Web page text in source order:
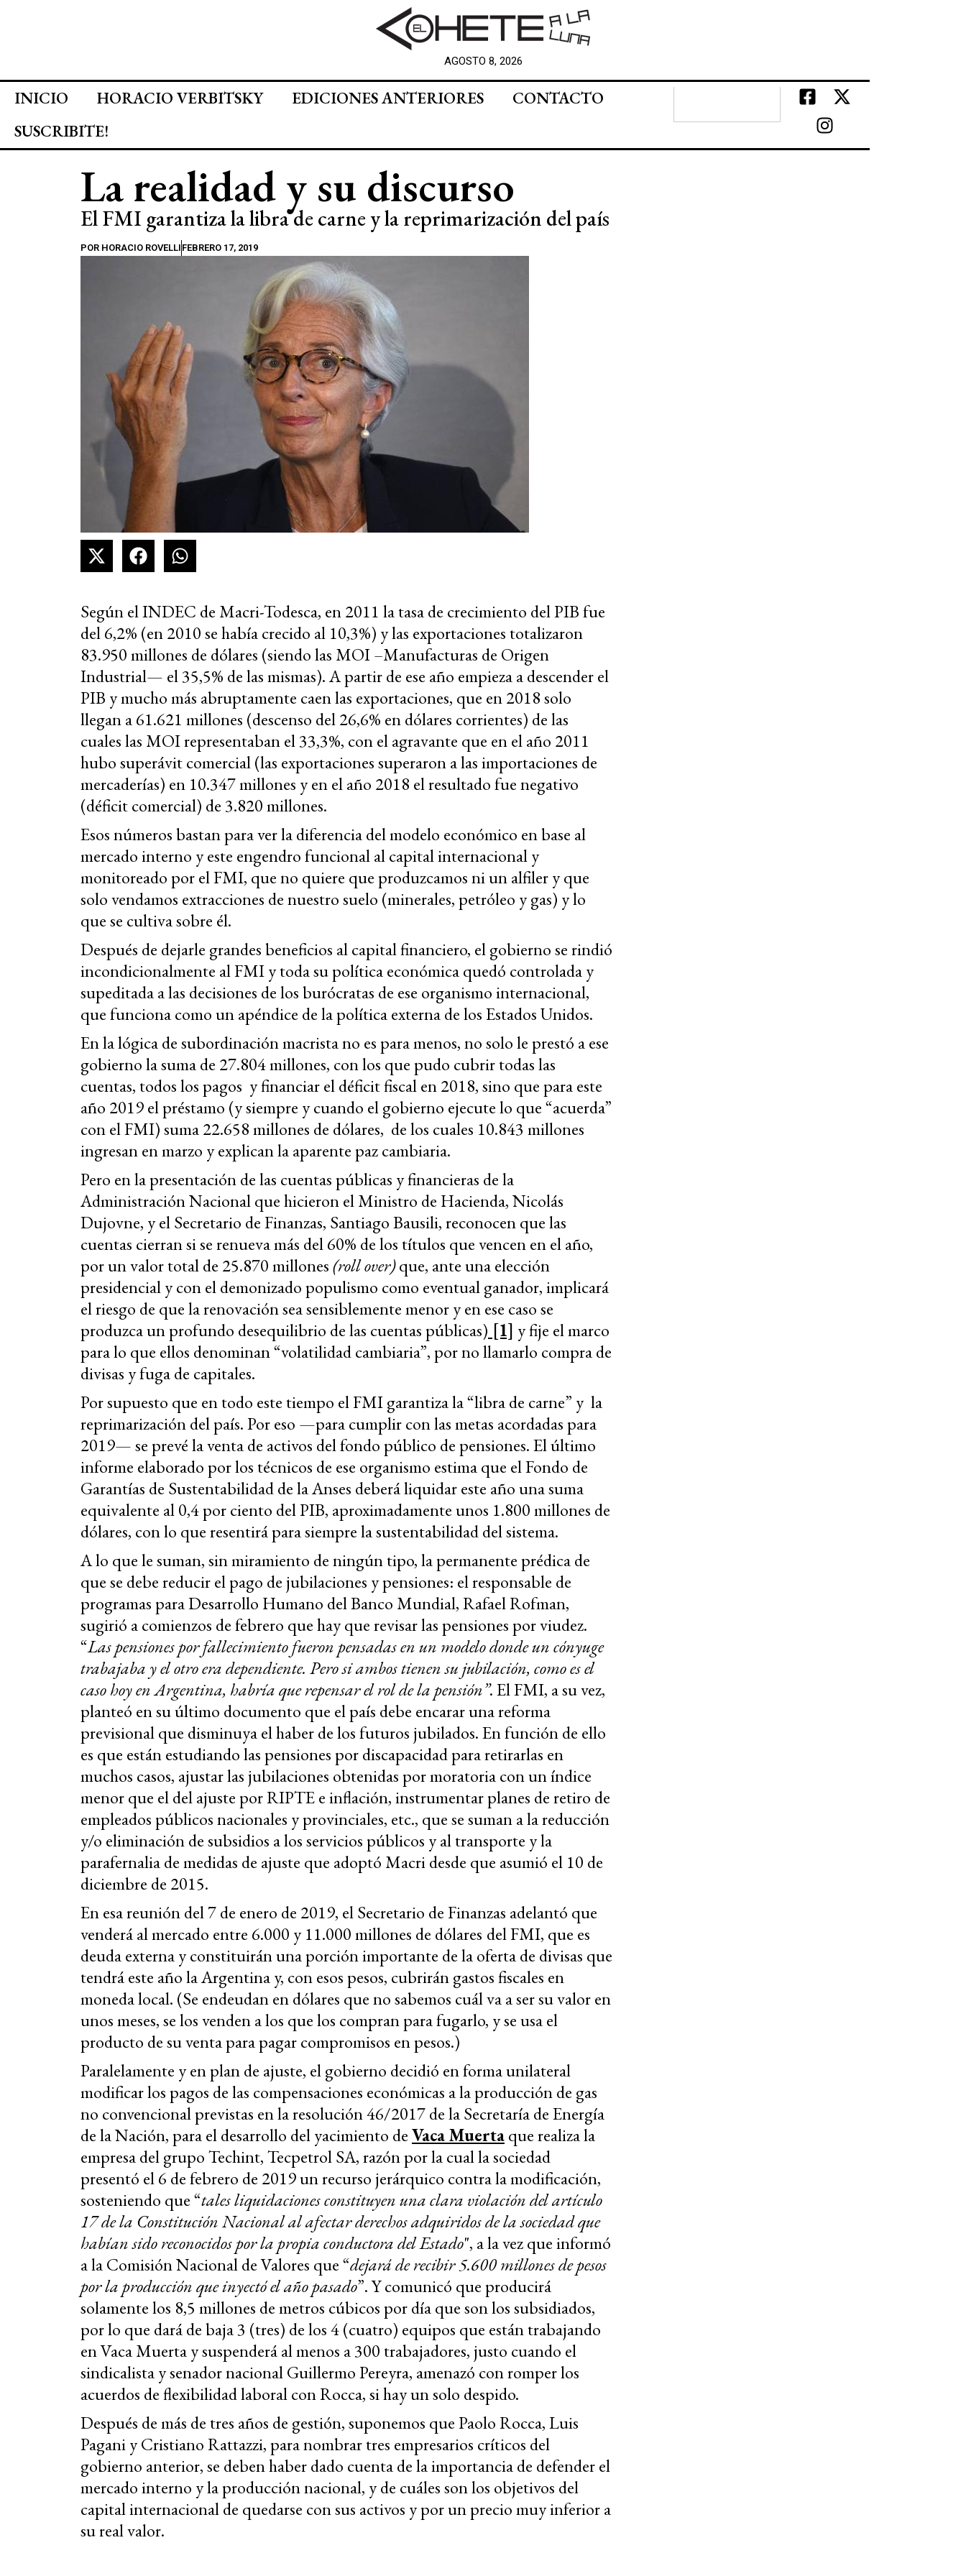
AGOSTO 8, 2026
INICIO HORACIO VERBITSKY EDICIONES ANTERIORES
CONTACTO
SUSCRIBITE!
La realidad y su discurso
El FMI garantiza la libra de carne y la reprimarización del país
POR HORACIO ROVELLI FEBRERO 17, 2019
Según el INDEC de Macri-Todesca, en 2011 la tasa de crecimiento del PIB fue
del 6,2% (en 2010 se había crecido al 10,3%) y las exportaciones totalizaron
83.950 millones de dólares (siendo las MOI –Manufacturas de Origen
Industrial— el 35,5% de las mismas). A partir de ese año empieza a descender el
PIB y mucho más abruptamente caen las exportaciones, que en 2018 solo
llegan a 61.621 millones (descenso del 26,6% en dólares corrientes) de las
cuales las MOI representaban el 33,3%, con el agravante que en el año 2011
hubo superávit comercial (las exportaciones superaron a las importaciones de
mercaderías) en 10.347 millones y en el año 2018 el resultado fue negativo
(déficit comercial) de 3.820 millones.
Esos números bastan para ver la diferencia del modelo económico en base al
mercado interno y este engendro funcional al capital internacional y
monitoreado por el FMI, que no quiere que produzcamos ni un alfiler y que
solo vendamos extracciones de nuestro suelo (minerales, petróleo y gas) y lo
que se cultiva sobre él.
Después de dejarle grandes beneficios al capital financiero, el gobierno se rindió
incondicionalmente al FMI y toda su política económica quedó controlada y
supeditada a las decisiones de los burócratas de ese organismo internacional,
que funciona como un apéndice de la política externa de los Estados Unidos.
En la lógica de subordinación macrista no es para menos, no solo le prestó a ese
gobierno la suma de 27.804 millones, con los que pudo cubrir todas las
cuentas, todos los pagos y financiar el déficit fiscal en 2018, sino que para este
año 2019 el préstamo (y siempre y cuando el gobierno ejecute lo que “acuerda”
con el FMI) suma 22.658 millones de dólares, de los cuales 10.843 millones
ingresan en marzo y explican la aparente paz cambiaria.
Pero en la presentación de las cuentas públicas y financieras de la
Administración Nacional que hicieron el Ministro de Hacienda, Nicolás
Dujovne, y el Secretario de Finanzas, Santiago Bausili, reconocen que las
cuentas cierran si se renueva más del 60% de los títulos que vencen en el año,
por un valor total de 25.870 millones(roll over)que, ante una elección
presidencial y con el demonizado populismo como eventual ganador, implicará
el riesgo de que la renovación sea sensiblemente menor y en ese caso se
produzca un profundo desequilibrio de las cuentas públicas) [1] y fije el marco
para lo que ellos denominan “volatilidad cambiaria”, por no llamarlo compra de
divisas y fuga de capitales.
Por supuesto que en todo este tiempo el FMI garantiza la “libra de carne” y la
reprimarización del país. Por eso —para cumplir con las metas acordadas para
2019— se prevé la venta de activos del fondo público de pensiones. El último
informe elaborado por los técnicos de ese organismo estima que el Fondo de
Garantías de Sustentabilidad de la Anses deberá liquidar este año una suma
equivalente al 0,4 por ciento del PIB, aproximadamente unos 1.800 millones de
dólares, con lo que resentirá para siempre la sustentabilidad del sistema.
A lo que le suman, sin miramiento de ningún tipo, la permanente prédica de
que se debe reducir el pago de jubilaciones y pensiones: el responsable de
programas para Desarrollo Humano del Banco Mundial, Rafael Rofman,
sugirió a comienzos de febrero que hay que revisar las pensiones por viudez.
“Las pensiones por fallecimiento fueron pensadas en un modelo donde un cónyuge
trabajaba y el otro era dependiente. Pero si ambos tienen su jubilación, como es el
caso hoy en Argentina, habría que repensar el rol de la pensión”. El FMI, a su vez,
planteó en su último documento que el país debe encarar una reforma
previsional que disminuya el haber de los futuros jubilados. En función de ello
es que están estudiando las pensiones por discapacidad para retirarlas en
muchos casos, ajustar las jubilaciones obtenidas por moratoria con un índice
menor que el del ajuste por RIPTE e inflación, instrumentar planes de retiro de
empleados públicos nacionales y provinciales, etc., que se suman a la reducción
y/o eliminación de subsidios a los servicios públicos y al transporte y la
parafernalia de medidas de ajuste que adoptó Macri desde que asumió el 10 de
diciembre de 2015.
En esa reunión del 7 de enero de 2019, el Secretario de Finanzas adelantó que
venderá al mercado entre 6.000 y 11.000 millones de dólares del FMI, que es
deuda externa y constituirán una porción importante de la oferta de divisas que
tendrá este año la Argentina y, con esos pesos, cubrirán gastos fiscales en
moneda local. (Se endeudan en dólares que no sabemos cuál va a ser su valor en
unos meses, se los venden a los que los compran para fugarlo, y se usa el
producto de su venta para pagar compromisos en pesos.)
Paralelamente y en plan de ajuste, el gobierno decidió en forma unilateral
modificar los pagos de las compensaciones económicas a la producción de gas
no convencional previstas en la resolución 46/2017 de la Secretaría de Energía
de la Nación, para el desarrollo del yacimiento deVaca Muertaque realiza la
empresa del grupo Techint, Tecpetrol SA, razón por la cual la sociedad
presentó el 6 de febrero de 2019 un recurso jerárquico contra la modificación,
sosteniendo que “tales liquidaciones constituyen una clara violación del artículo
17 de la Constitución Nacional al afectar derechos adquiridos de la sociedad que
habían sido reconocidos por la propia conductora del Estado", a la vez que informó
a la Comisión Nacional de Valores que “dejará de recibir 5.600 millones de pesos
por la producción que inyectó el año pasado”. Y comunicó que producirá
solamente los 8,5 millones de metros cúbicos por día que son los subsidiados,
por lo que dará de baja 3 (tres) de los 4 (cuatro) equipos que están trabajando
en Vaca Muerta y suspenderá al menos a 300 trabajadores, justo cuando el
sindicalista y senador nacional Guillermo Pereyra, amenazó con romper los
acuerdos de flexibilidad laboral con Rocca, si hay un solo despido.
Después de más de tres años de gestión, suponemos que Paolo Rocca, Luis
Pagani y Cristiano Rattazzi, para nombrar tres empresarios críticos del
gobierno anterior, se deben haber dado cuenta de la importancia de defender el
mercado interno y la producción nacional, y de cuáles son los objetivos del
capital internacional de quedarse con sus activos y por un precio muy inferior a
su real valor.